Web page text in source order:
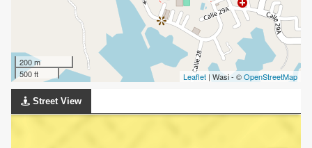
200 m
500 ft
Leaflet | Wasi - ©OpenStreetMap
Street View